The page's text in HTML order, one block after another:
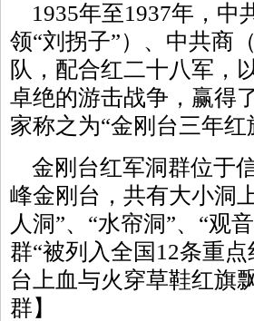
1935年至1937年，中
领“刘拐子”）、中共商
队，配合红二十八军，
卓绝的游击战争，赢得
家称之为“金刚台三年
金刚台红军洞群位于
峰金刚台，共有大小洞
人洞”、“水帘洞”、“观
群“被列入全国12条重
台上血与火穿草鞋红
群】